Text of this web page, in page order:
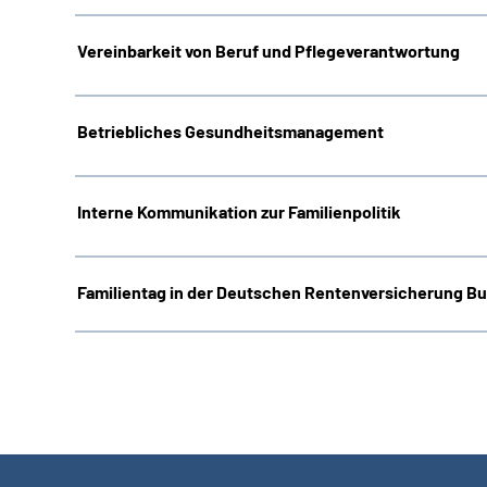
Vereinbarkeit von Beruf und Pflegeverantwortung
Betriebliches Gesundheitsmanagement
Interne Kommunikation zur Familienpolitik
Familientag in der Deutschen Rentenversicherung